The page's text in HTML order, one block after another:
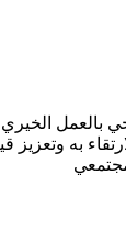
بالعمل
به